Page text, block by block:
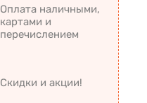
Оплата наличными,
картами и
перечислением
Скидки и акции!